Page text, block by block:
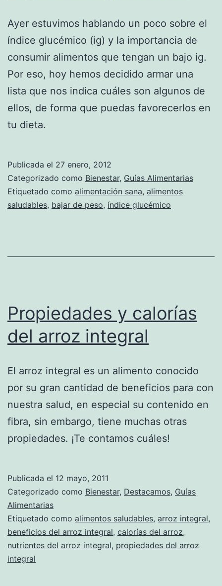
Ayer estuvimos hablando un poco sobre el
índice glucémico (ig) y la importancia de
consumir alimentos que tengan un bajo ig.
Por eso, hoy hemos decidido armar una
lista que nos indica cuáles son algunos de
ellos, de forma que puedas favorecerlos en
tu dieta.
Publicada el 27 enero, 2012
Categorizado como Bienestar, Guías Alimentarias
Etiquetado como alimentación sana, alimentos
saludables, bajar de peso, índice glucémico
Propiedades y calorías
del arroz integral
El arroz integral es un alimento conocido
por su gran cantidad de beneficios para con
nuestra salud, en especial su contenido en
fibra, sin embargo, tiene muchas otras
propiedades. ¡Te contamos cuáles!
Publicada el 12 mayo, 2011
Categorizado como Bienestar, Destacamos, Guías
Alimentarias
Etiquetado como alimentos saludables, arroz integral,
beneficios del arroz integral, calorías del arroz,
nutrientes del arroz integral, propiedades del arroz
integral